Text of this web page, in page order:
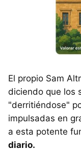
El propio Sam
diciendo que los
"derritiéndose"
impulsadas en
a esta potente
diario.